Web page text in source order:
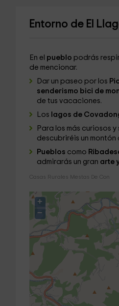
Entorno de El
En el pueblo podrás
de mencionar.
Dar un paseo por los
senderismo bici de
de tus vacaciones.
Los lagos de
Para los más curiosos
descubriréis un
Pueblos como
admirarás un gran arte
Casas Rurales Mestas De Con
+
−